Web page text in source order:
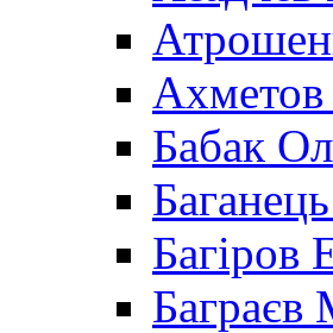
Ахметов
Бабак
Багіров
Баграєв